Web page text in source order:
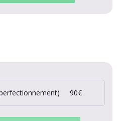
perfectionnement) 90€